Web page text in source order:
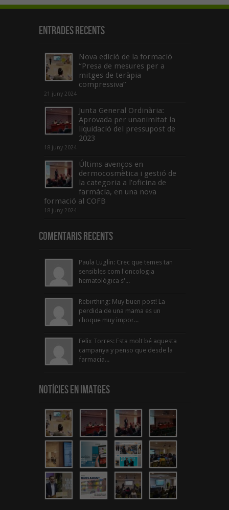
Entrades recents
Nova edició de la formació
“Presa de mesures per a
mitges de teràpia
compressiva”
21 juny 2024
Junta General Ordinària:
Aprovada per unanimitat la
liquidació del pressupost de
2023
18 juny 2024
Últims avenços en
dermocosmètica i gestió de
la categoria a l’oficina de
farmàcia, en una nova
formació al COFB
18 juny 2024
Comentaris Recents
Paula Luglin: Crec que temes tan
sensibles com l'oncologia
hematològica s'...
Rebirthing: Muy buen post! La
perdida de una mama es un
choque muy impor...
Felix Torres: Esta molt bé aquesta
campanya y penso que desde la
farmacia...
Notícies en Imatges